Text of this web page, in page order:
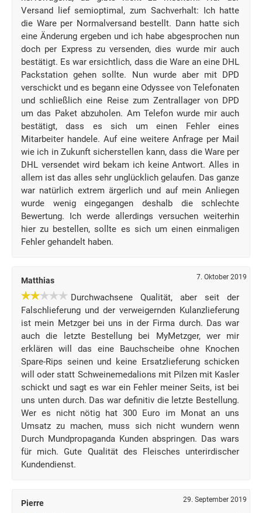
Versand lief semioptimal, zum Sachverhalt: Ich hatte
die Ware per Normalversand bestellt. Dann hatte sich
eine Änderung ergeben und ich habe abgesprochen nun
doch per Express zu versenden, dies wurde mir auch
bestätigt. Es war ersichtlich, dass die Ware an eine DHL
Packstation gehen sollte. Nun wurde aber mit DPD
verschickt und es begann eine Odyssee von Telefonaten
und schließlich eine Reise zum Zentrallager von DPD
um das Paket abzuholen. Am Telefon wurde mir auch
bestätigt, dass es sich um einen Fehler eines
Mitarbeiter handele. Auf eine weitere Anfrage per Mail
wie ich in Zukunft sicherstellen kann, dass die Ware per
DHL versendet wird bekam ich keine Antwort. Alles in
allem ist das alles sehr unglücklich gelaufen. Das ganze
war natürlich extrem ärgerlich und auf mein Anliegen
wurde wenig eingegangen deshalb die schlechte
Bewertung. Ich werde allerdings versuchen weiterhin
hier zu bestellen, sollte es sich um einen einmaligen
Fehler gehandelt haben.
Matthias 7. Oktober 2019
Durchwachsene Qualität, aber seit der
Falschlieferung und der verweigernden Kulanzlieferung
ist mein Metzger bei uns in der Firma durch. Das war
auch die letzte Bestellung bei MyMetzger, wer mir
erklären will das eine Bauchscheibe ohne Knochen
Spare-Rips seinen und keine Ersatzlieferung schicken
will oder statt Schweinemedalions mit Pilzen mit Kasler
schickt und sagt es war ein Fehler meiner Seits, ist bei
uns unten durch. Das war definitiv die letzte Bestellung.
Wer es nicht nötig hat 300 Euro im Monat an uns
Umsatz zu machen, muss sich nicht wundern wenn
Durch Mundpropaganda Kunden abspringen. Das wars
für mich. Gute Qualität des Fleisches unterirdischer
Kundendienst.
Pierre 29. September 2019